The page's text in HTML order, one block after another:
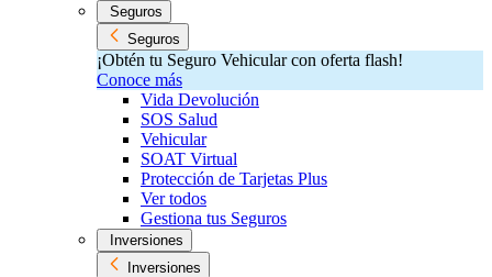
Seguros
Seguros
¡Obtén tu Seguro Vehicular con oferta flash!
Conoce más
Vida Devolución
SOS Salud
Vehicular
SOAT Virtual
Protección de Tarjetas Plus
Ver todos
Gestiona tus Seguros
Inversiones
Inversiones